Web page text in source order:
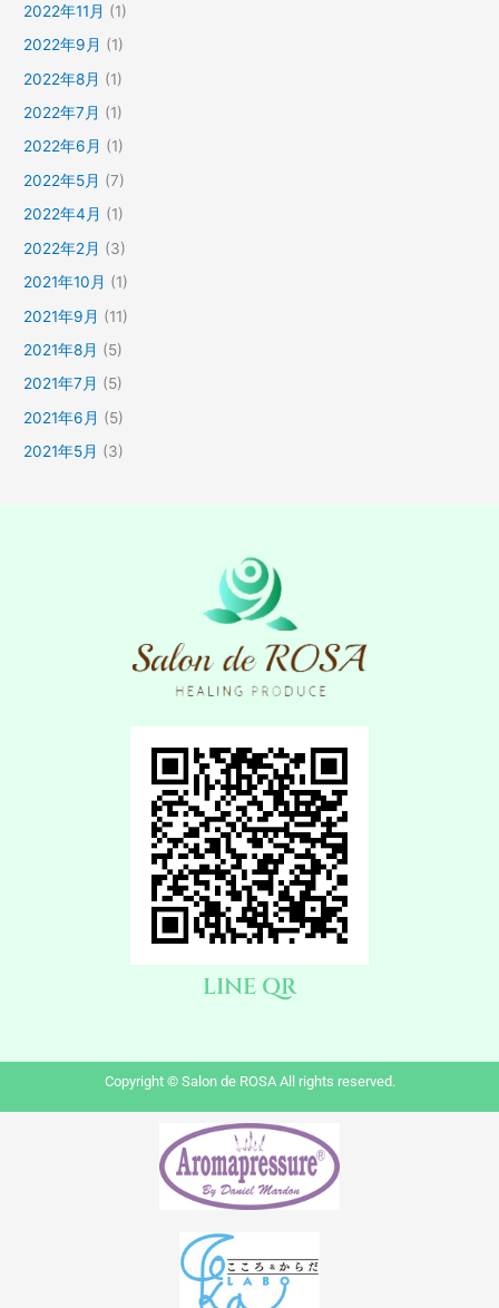
2022年11月 (1)
2022年9月 (1)
2022年8月 (1)
2022年7月 (1)
2022年6月 (1)
2022年5月 (7)
2022年4月 (1)
2022年2月 (3)
2021年10月 (1)
2021年9月 (11)
2021年8月 (5)
2021年7月 (5)
2021年6月 (5)
2021年5月 (3)
LINE QR
Copyright © Salon de ROSA All rights reserved.